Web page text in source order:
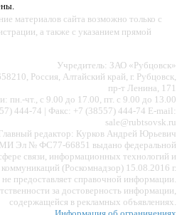
материалов сайта возможно только с
а также с указанием прямой
Учредитель: ЗАО «Рубцовск»
Россия, Алтайский край, г. Рубцовск,
пр-т Ленина, 171
пн.-чт., с 9.00 до 17.00, пт. с 9.00 до 13.00
444-74 | Факс: +7 (38557) 444-74 E-mail:
sale@rubtsovsk.ru
редактор: Курков Андрей Юрьевич
Эл № ФС77-66851 выдано федеральной
связи, информационных технологий и
(Роскомнадзор) 15.08.2016 г.
не предоставляет справочной информации.
за достоверность информации,
содержащейся в рекламных объявлениях.